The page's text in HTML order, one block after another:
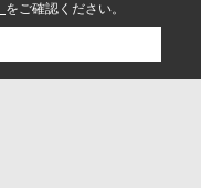
をご確認ください。